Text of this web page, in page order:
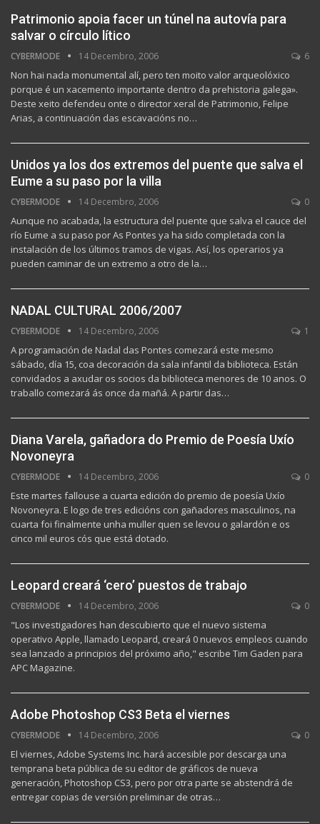
Patrimonio apoia facer un túnel na autovía para
salvar o círculo lítico
CYBERMODE 14 Decembro, 2006 6
Non hai nada monumental alí, pero ten moito valor arqueolóxico
porque é un xacemento importante dentro da prehistoria galega».
Deste xeito defendeu onte o director xeral de Patrimonio, Felipe
Arias, a continuación das escavacións no…
Unidos ya los dos extremos del puente que salva el
Eume a su paso por la villa
CYBERMODE 14 Decembro, 2006 0
Aunque no acabada, la estructura del puente que salva el cauce del
río Eume a su paso por As Pontes ya ha sido completada con la
instalación de los últimos tramos de vigas. Así, los operarios ya
pueden caminar de un extremo a otro de la…
NADAL CULTURAL 2006/2007
CYBERMODE 14 Decembro, 2006 1
A programación de Nadal das Pontes comezará este mesmo
sábado, día 15, coa decoración da sala infantil da biblioteca. Están
convidados a axudar os socios da biblioteca menores de 10 anos. O
traballo comezará ás once da mañá. A partir das…
Diana Varela, gañadora do Premio de Poesía Uxío
Novoneyra
CYBERMODE 14 Decembro, 2006 0
Este martes fallouse a cuarta edición do premio de poesía Uxío
Novoneyra. E logo de tres edicións con gañadores masculinos, na
cuarta foi finalmente unha muller quen se levou o galardón e os
cinco mil euros cós que está dotado.
Leopard creará ‘cero’ puestos de trabajo
CYBERMODE 14 Decembro, 2006 0
"Los investigadores han descubierto que el nuevo sistema
operativo Apple, llamado Leopard, creará 0 nuevos empleos cuando
sea lanzado a principios del próximo año," escribe Tim Gaden para
APC Magazine.
Adobe Photoshop CS3 Beta el viernes
CYBERMODE 14 Decembro, 2006 0
El viernes, Adobe Systems Inc. hará accesible por descarga una
temprana beta pública de su editor de gráficos de nueva
generación, Photoshop CS3, pero por otra parte se abstendrá de
entregar copias de versión preliminar de otras…